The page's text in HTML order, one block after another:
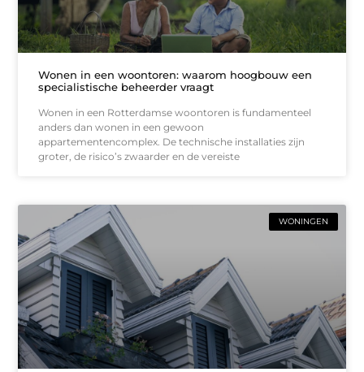
Wonen in een woontoren: waarom hoogbouw een
specialistische beheerder vraagt
Wonen in een Rotterdamse woontoren is fundamenteel
anders dan wonen in een gewoon
appartementencomplex. De technische installaties zijn
groter, de risico’s zwaarder en de vereiste
WONINGEN